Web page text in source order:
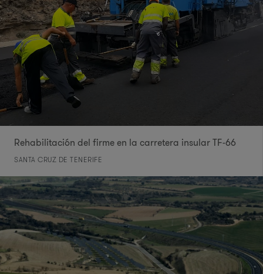
Rehabilitación del firme en la carretera insular TF-66
SANTA CRUZ DE TENERIFE